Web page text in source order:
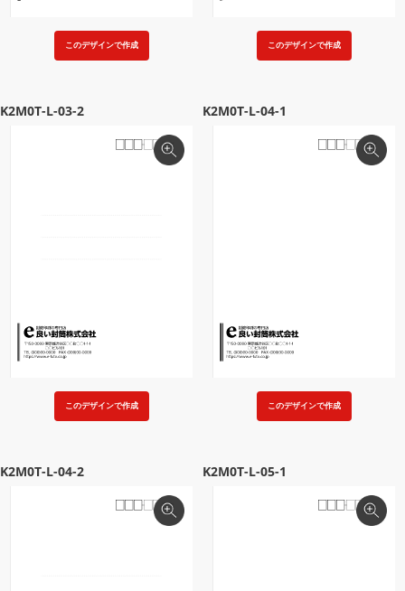
このデザインで作成 このデザインで作成
K2M0T-L-03-2
このデザインで作成
K2M0T-L-04-1
このデザインで作成
K2M0T-L-04-2 K2M0T-L-05-1